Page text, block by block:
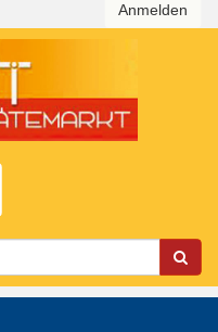
Anmelden